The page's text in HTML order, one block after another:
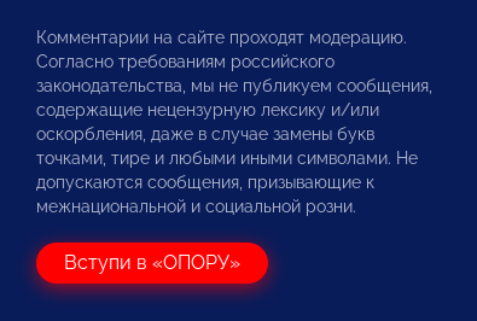
Комментарии на сайте проходят модерацию.
Согласно требованиям российского
законодательства, мы не публикуем сообщения,
содержащие нецензурную лексику и/или
оскорбления, даже в случае замены букв
точками, тире и любыми иными символами. Не
допускаются сообщения, призывающие к
межнациональной и социальной розни.
Вступи в «ОПОРУ»